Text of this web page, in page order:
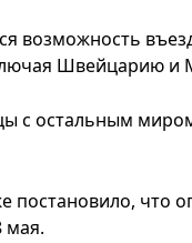
возможность
Швейцарию и
с остальным
постановило, что
мая.